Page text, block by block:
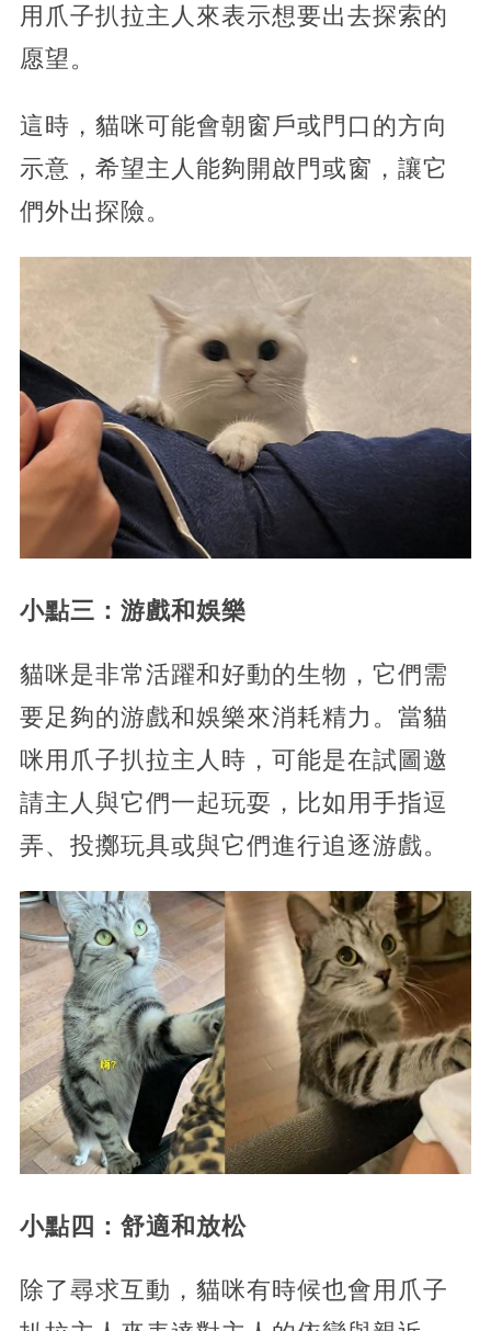
用爪子扒拉主人來表示想要出去探索的
愿望。
這時，貓咪可能會朝窗戶或門口的方向
示意，希望主人能夠開啟門或窗，讓它
們外出探險。
小點三：游戲和娛樂
貓咪是非常活躍和好動的生物，它們需
要足夠的游戲和娛樂來消耗精力。當貓
咪用爪子扒拉主人時，可能是在試圖邀
請主人與它們一起玩耍，比如用手指逗
弄、投擲玩具或與它們進行追逐游戲。
小點四：舒適和放松
除了尋求互動，貓咪有時候也會用爪子